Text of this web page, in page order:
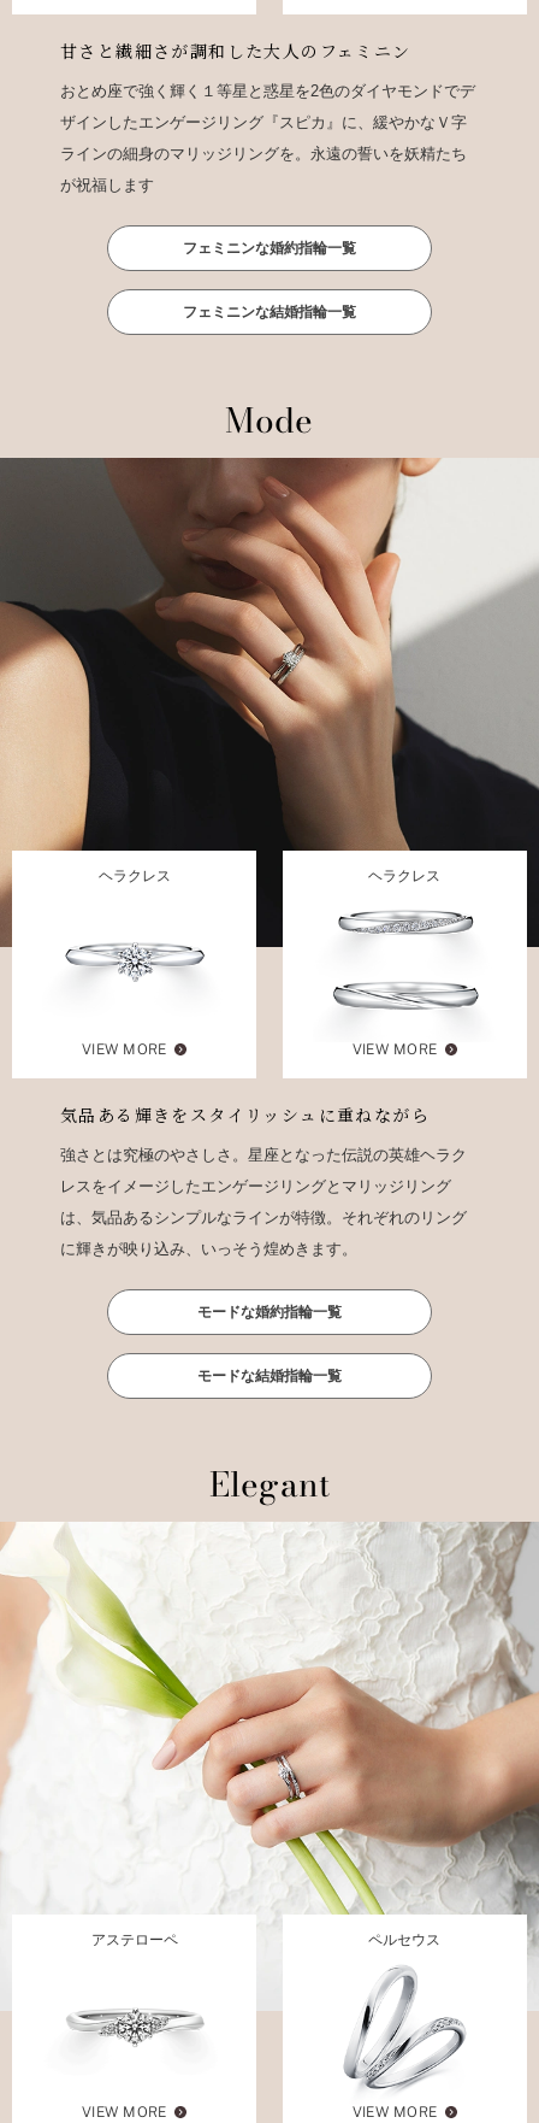
甘さと繊細さが調和した大人のフェミニン
おとめ座で強く輝く１等星と惑星を2色のダイヤモンドでデ
ザインしたエンゲージリング『スピカ』に、緩やかなＶ字
ラインの細身のマリッジリングを。永遠の誓いを妖精たち
が祝福します
フェミニンな婚約指輪一覧
フェミニンな結婚指輪一覧
Mode
ヘラクレス
VIEW MORE
ヘラクレス
VIEW MORE
気品ある輝きをスタイリッシュに重ねながら
強さとは究極のやさしさ。星座となった伝説の英雄ヘラク
レスをイメージしたエンゲージリングとマリッジリング
は、気品あるシンプルなラインが特徴。それぞれのリング
に輝きが映り込み、いっそう煌めきます。
モードな婚約指輪一覧
モードな結婚指輪一覧
Elegant
アステローペ
VIEW MORE
ペルセウス
VIEW MORE